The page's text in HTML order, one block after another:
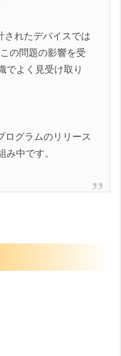
されたデバイスでは
の問題の影響を受
でよく見受け取り
グラムのリリース
中です。